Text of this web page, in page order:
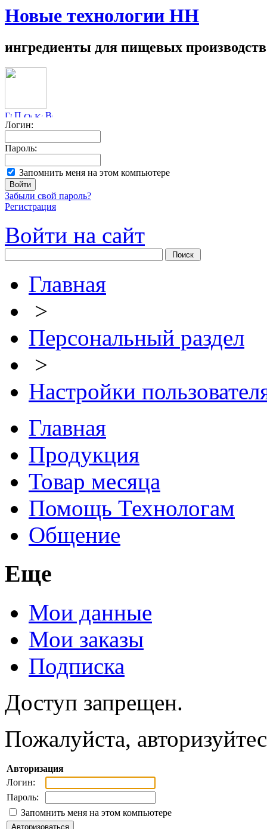
Новые технологии НН
ингредиенты для пищевых производств
Логин:
Пароль:
Запомнить меня на этом компьютере
Забыли свой пароль?
Регистрация
Войти на сайт
Главная
>
Персональный раздел
>
Настройки
Главная
Продукция
Товар месяца
Помощь Технологам
Общение
Еще
Мои данные
Мои заказы
Подписка
Доступ запрещен.
Пожалуйста,
Авторизация
Логин:
Пароль:
Запомнить меня на этом компьютере